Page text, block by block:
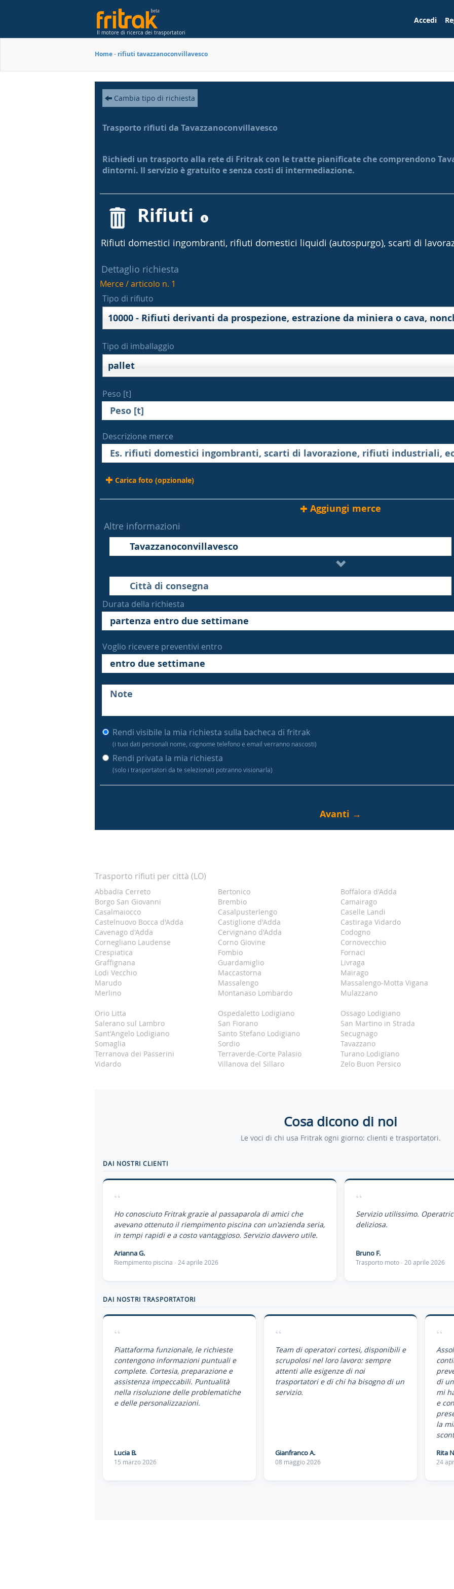
Il motore di ricerca dei trasportatori
Accedi
Home- rifiuti tavazzanoconvillavesco
Cambia tipo di richiesta
Trasporto rifiuti da Tavazzanoconvillavesco
Richiedi un trasporto alla rete di Fritrak con le tratte pianificate che comprendono
dintorni. Il servizio è gratuito e senza costi di intermediazione.
Rifiuti
Rifiuti domestici ingombranti, rifiuti domestici liquidi (autospurgo), scarti di
Dettaglio richiesta
Merce / articolo n. 1
Tipo di rifiuto
Tipo di imballaggio
pallet
Peso [t]
Descrizione merce
Carica foto (opzionale)
Aggiungi merce
Altre informazioni
Durata della richiesta
Voglio ricevere preventivi entro
Rendi visibile la mia richiesta sulla bacheca di fritrak
(i tuoi dati personali nome, cognome telefono e email verranno nascosti)
Rendi privata la mia richiesta
(solo i trasportatori da te selezionati potranno visionarla)
Trasporto rifiuti per città (LO)
Abbadia Cerreto Bertonico Boffalora d'Adda
Borgo San Giovanni
Brembio Camairago
Casalmaiocco
Casalpusterlengo Caselle Landi
Castelnuovo Bocca d'Adda
Castiglione d'Adda Castiraga Vidardo
Cavenago d'Adda
Cervignano d'Adda Codogno
Cornegliano Laudense
Corno Giovine Cornovecchio
Crespiatica
Fombio Fornaci
Graffignana
Guardamiglio Livraga
Lodi Vecchio
Maccastorna Mairago
Marudo
Massalengo Massalengo-Motta Vigana
Merlino
Montanaso Lombardo Mulazzano
Orio Litta
Ospedaletto Lodigiano Ossago Lodigiano
Salerano sul Lambro
San Fiorano San Martino in Strada
Sant'Angelo Lodigiano
Santo Stefano Lodigiano Secugnago
Somaglia
Sordio Tavazzano
Terranova dei Passerini
Terraverde-Corte Palasio Turano Lodigiano
Vidardo
Villanova del Sillaro Zelo Buon Persico
Cosa dicono di noi
Le voci di chi usa Fritrak ogni giorno: clienti e trasportatori.
DAI NOSTRI CLIENTI
“
Ho conosciuto Fritrak grazie al passaparola di amici che
avevano ottenuto il riempimento piscina con un'azienda seria,
in tempi rapidi e a costo vantaggioso. Servizio davvero utile.
Arianna G.
Riempimento piscina · 24 aprile 2026
“
Servizio utilissimo.
deliziosa.
Bruno F.
Trasporto moto · 20 aprile 2026
DAI NOSTRI TRASPORTATORI
“
Piattaforma funzionale, le richieste
contengono informazioni puntuali e
complete. Cortesia, preparazione e
assistenza impeccabili. Puntualità
nella risoluzione delle problematiche
e delle personalizzazioni.
Lucia B.
15 marzo 2026
“
Team di operatori cortesi, disponibili e
scrupolosi nel loro lavoro: sempre
attenti alle esigenze di noi
trasportatori e di chi ha bisogno di un
servizio.
Gianfranco A.
08 maggio 2026
“
di
mi
e
la
Rita
24